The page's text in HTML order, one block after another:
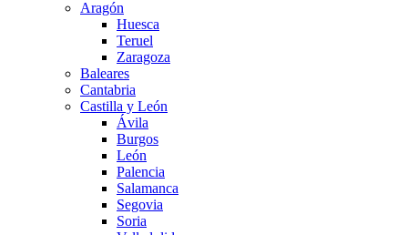
Aragón
Huesca
Teruel
Zaragoza
Baleares
Cantabria
Castilla y León
Ávila
Burgos
León
Palencia
Salamanca
Segovia
Soria